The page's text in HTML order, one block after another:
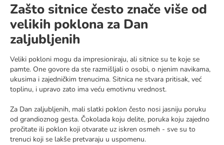
Zašto sitnice često znače više od
velikih poklona za Dan
zaljubljenih
Veliki pokloni mogu da impresioniraju, ali sitnice su te koje se
pamte. One govore da ste razmišljali o osobi, o njenim navikama,
ukusima i zajedničkim trenucima. Sitnica ne stvara pritisak, već
toplinu, i upravo zato ima veću emotivnu vrednost.
Za Dan zaljubljenih, mali slatki poklon često nosi jasniju poruku
od grandioznog gesta. Čokolada koju delite, poruka koju zajedno
pročitate ili poklon koji otvarate uz iskren osmeh - sve su to
trenuci koji se lakše pretvaraju u uspomenu.